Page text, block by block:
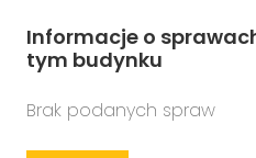
Informacje o
tym budynku
Brak podanych spraw